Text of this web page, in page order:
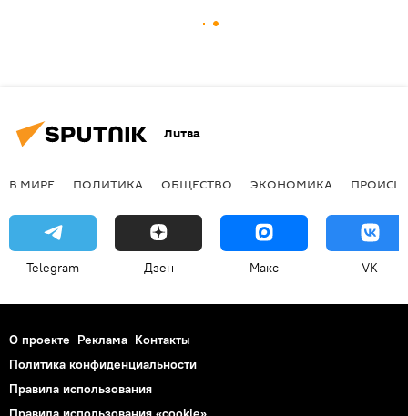
Литва
В МИРЕ ПОЛИТИКА ОБЩЕСТВО ЭКОНОМИКА
Telegram Дзен Макс VK
О проекте Реклама Контакты
Политика конфиденциальности
Правила использования